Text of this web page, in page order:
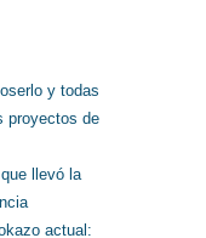
y todas
proyectos de
llevó la
actual: